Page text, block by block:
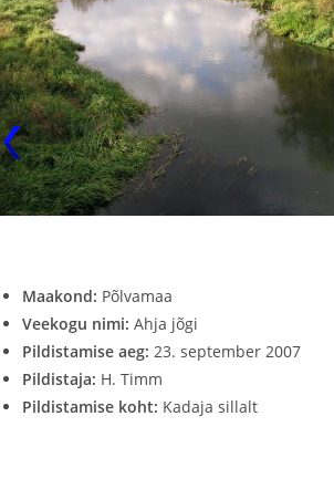
Maakond: Põlvamaa
Veekogu nimi: Ahja jõgi
Pildistamise aeg: 23. september 2007
Pildistaja: H. Timm
Pildistamise koht: Kadaja sillalt